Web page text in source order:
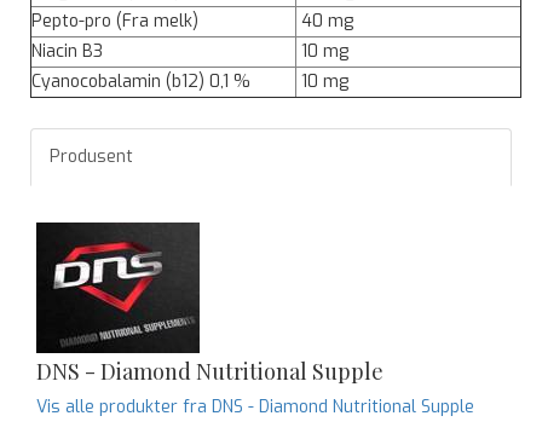
Pepto-pro (Fra melk)
40 mg
Niacin B3
10 mg
Cyanocobalamin (b12) 0,1 %
10 mg
Produsent
DNS - Diamond Nutritional Supple
Vis alle produkter fra DNS - Diamond Nutritional Supple